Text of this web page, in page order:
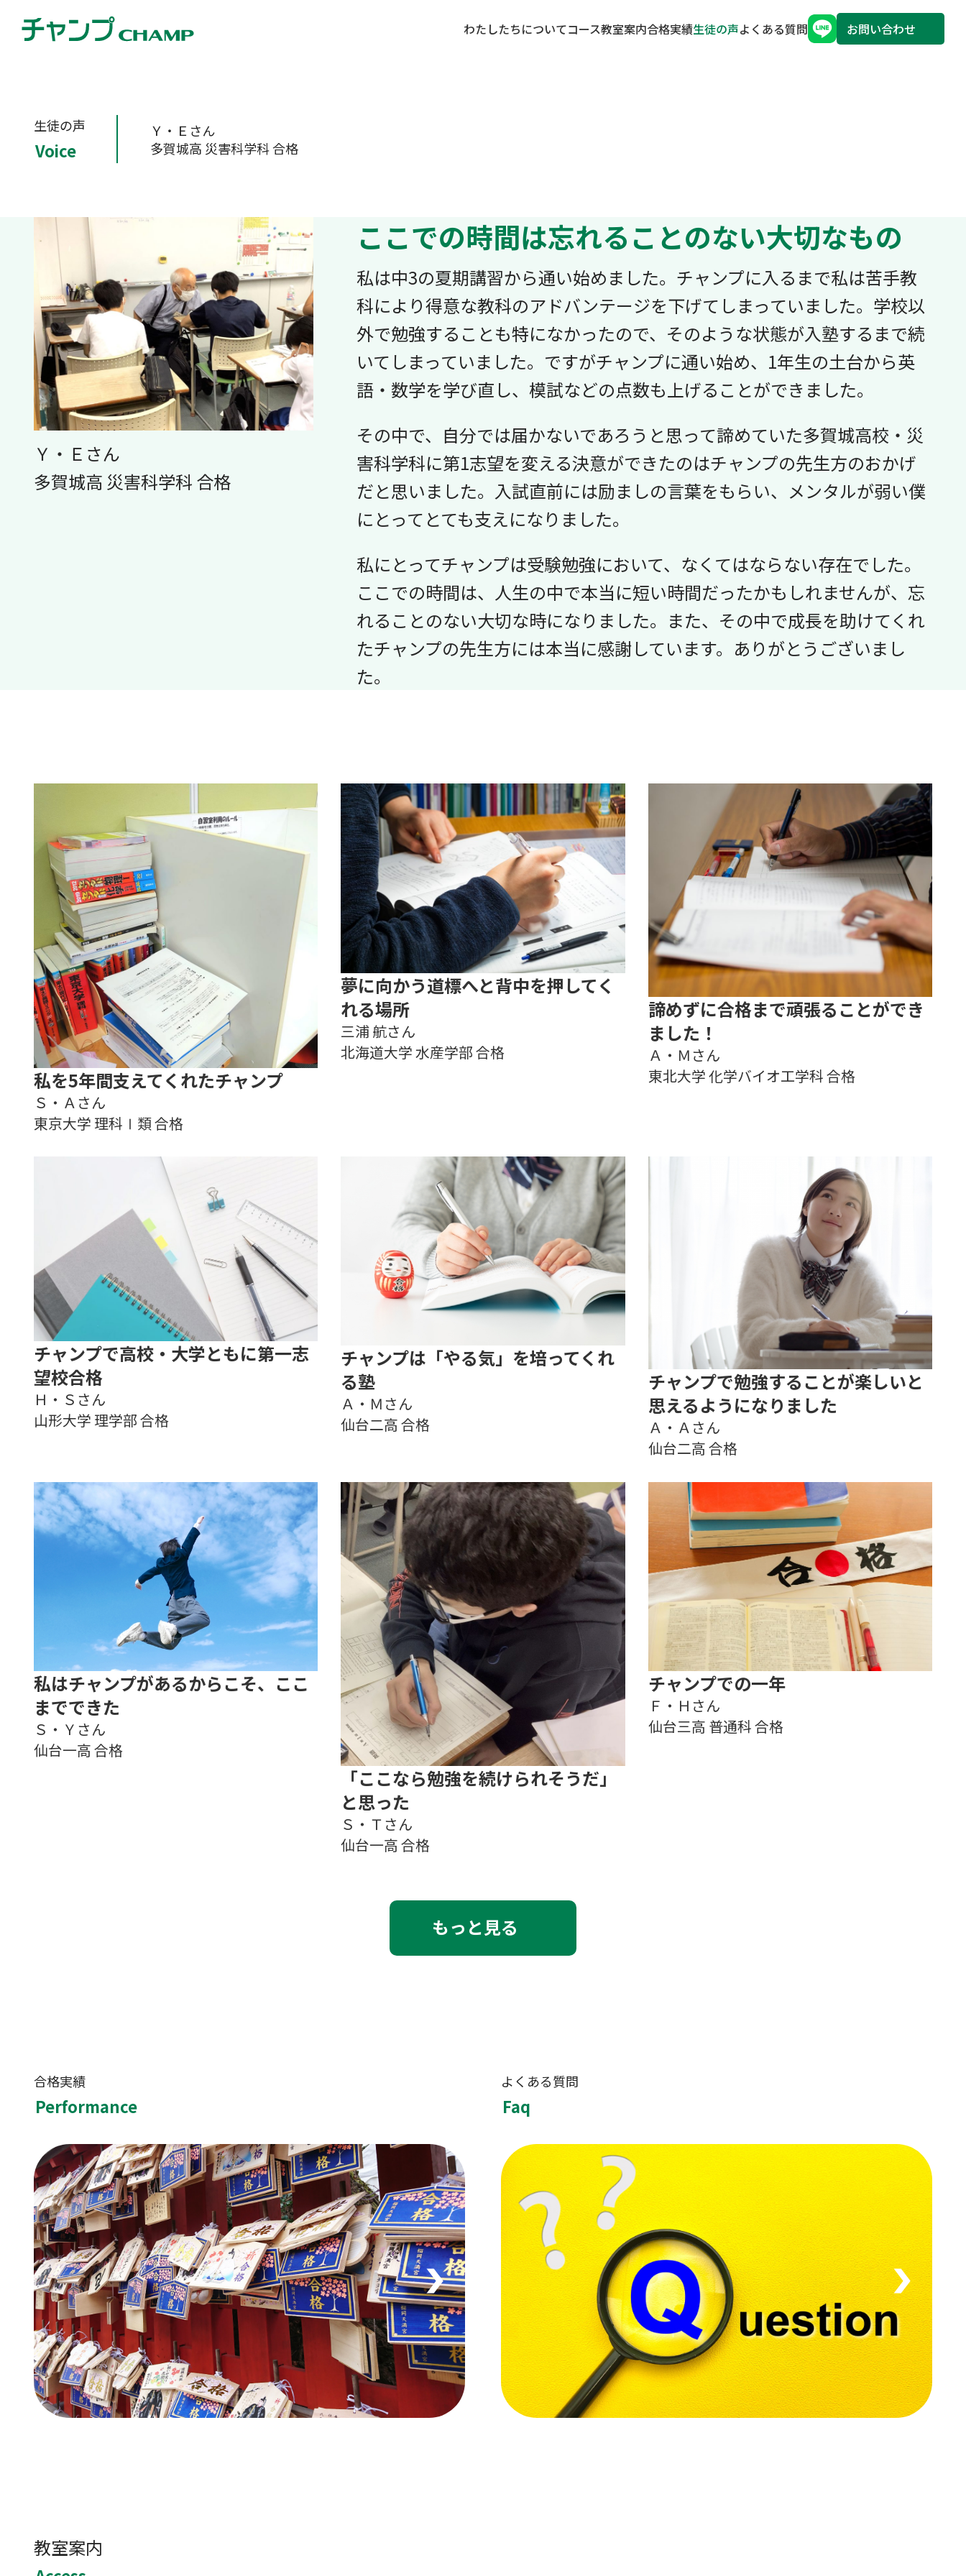
わたしたちについてコース教室案内合格実績生徒の声よくある質問 お問い合わせ
生徒の声
Voice
Ｙ・Ｅさん
多賀城高 災害科学科 合格
Ｙ・Ｅさん
多賀城高 災害科学科 合格
ここでの時間は忘れることのない大切なもの
私は中3の夏期講習から通い始めました。チャンプに入るまで私は苦手教
科により得意な教科のアドバンテージを下げてしまっていました。学校以
外で勉強することも特になかったので、そのような状態が入塾するまで続
いてしまっていました。ですがチャンプに通い始め、1年生の土台から英
語・数学を学び直し、模試などの点数も上げることができました。
その中で、自分では届かないであろうと思って諦めていた多賀城高校・災
害科学科に第1志望を変える決意ができたのはチャンプの先生方のおかげ
だと思いました。入試直前には励ましの言葉をもらい、メンタルが弱い僕
にとってとても支えになりました。
私にとってチャンプは受験勉強において、なくてはならない存在でした。
ここでの時間は、人生の中で本当に短い時間だったかもしれませんが、忘
れることのない大切な時になりました。また、その中で成長を助けてくれ
たチャンプの先生方には本当に感謝しています。ありがとうございまし
た。
私を5年間支えてくれたチャンプ
Ｓ・Ａさん
東京大学 理科Ⅰ類 合格
夢に向かう道標へと背中を押してく
れる場所
三浦 航さん
北海道大学 水産学部 合格
諦めずに合格まで頑張ることができ
ました！
Ａ・Ｍさん
東北大学 化学バイオ工学科 合格
チャンプで高校・大学ともに第一志
望校合格
Ｈ・Ｓさん
山形大学 理学部 合格
チャンプは「やる気」を培ってくれ
る塾
Ａ・Ｍさん
仙台二高 合格
チャンプで勉強することが楽しいと
思えるようになりました
Ａ・Ａさん
仙台二高 合格
私はチャンプがあるからこそ、ここ
までできた
Ｓ・Ｙさん
仙台一高 合格
「ここなら勉強を続けられそうだ」
と思った
Ｓ・Ｔさん
仙台一高 合格
チャンプでの一年
Ｆ・Ｈさん
仙台三高 普通科 合格
もっと見る
合格実績
Performance
よくある質問
Faq
教室案内